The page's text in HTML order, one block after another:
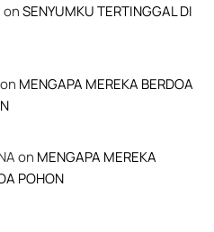
onSENYUMKU TERTINGGAL DI
on MENGAPA MEREKA BERDOA
on MENGAPA MEREKA
POHON